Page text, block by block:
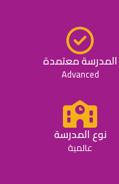
المدرسة معتمدة
Advanced
نوع المدرسة
عالمية